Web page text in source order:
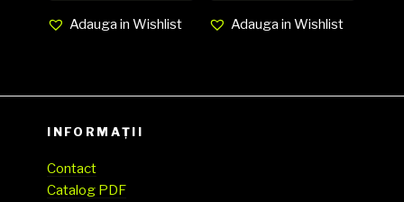
Adauga in Wishlist Adauga in Wishlist
INFORMAȚII
Contact
Catalog PDF